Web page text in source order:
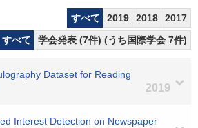
すべて 2019 2018
2017
すべて
学会発表 (7件) (うち国際学会 7件)
Dataset for Reading
2019
Interest Detection on Newspaper